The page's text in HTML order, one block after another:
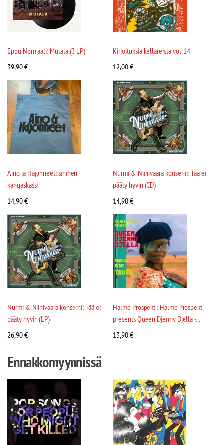
Eppu Normaali: Mutala (3 LP)
39,90€
Kirjoituksia kellareista vol. 14
12,00€
Aino ja Hajonneet: sininen
kangaskassi
14,90€
Nurmi & Niinivaara konserni: Tää ei
pääty hyvin (CD)
14,90€
Nurmi & Niinivaara konserni: Tää ei
pääty hyvin (LP)
26,90€
Halme Prospekt : Halme Prospekt
presents Queen Djenny Djella -...
13,90€
Ennakkomyynnissä